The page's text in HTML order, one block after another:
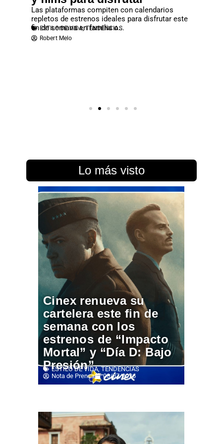
Las plataformas compiten con calendarios
repletos de estrenos ideales para disfrutar este
fin de semana en familia o...
ESTILO DE VIDA,TENDENCIAS
Robert Melo
Lo más visto
Cinex renueva su
cartelera este fin de
semana con los
estrenos de “Impacto
Mortal” y “Día D: Bajo
Presión”
ESTILO DE VIDA,TENDENCIAS
Nota de Prensa
08/07/2026